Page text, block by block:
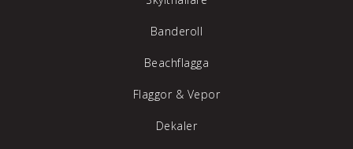
Banderoll
Beachflagga
Flaggor & Vepor
Dekaler